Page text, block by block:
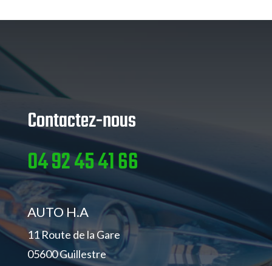
Contactez-nous
04 92 45 41 66
AUTO H.A
11 Route de la Gare
05600 Guillestre